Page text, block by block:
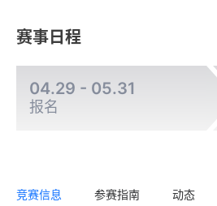
赛事日程
04.29 - 05.31
报名
竞赛信息 参赛指南 动态